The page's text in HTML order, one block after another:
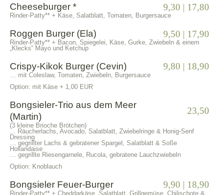
Cheeseburger * 9,30 | 17,80
Rinder-Patty** + Käse, Salatblatt, Tomaten, Burgersauce
Roggen Burger (Ela) 9,50 | 17,90
Rinder-Patty** + Bacon, Spiegelei, Käse, Gurke, Zwiebeln & einem
„Klecks“ Mayo und Ketchup
Crispy-Kikok Burger (Cevin) 9,80 | 18,90
… mit Coleslaw, Tomaten, Zwiebeln, Burgersauce
Option: mit Käse + 1,00 EUR
Bongsieler-Trio aus dem Meer
(Martin)
23,50
(3 kleine Brioche Brötchen)
... Räucherlachs, Avocado, Salatblatt, Zwiebelringe & Honig-Senf
Dressing
… gegrillter Lachs & gebratener Spargel, Salatblatt & Soße
Hollandaise
… gegrillte Riesengarnele, Rucola, gebratene Lauchzwiebeln
Option: Knoblauch
Bongsieler Feuer-Burger 9,90 | 18,90
Rinder-Patty** + Cheddarkäse, Salatblatt, Grillgemüse, Chilischote &